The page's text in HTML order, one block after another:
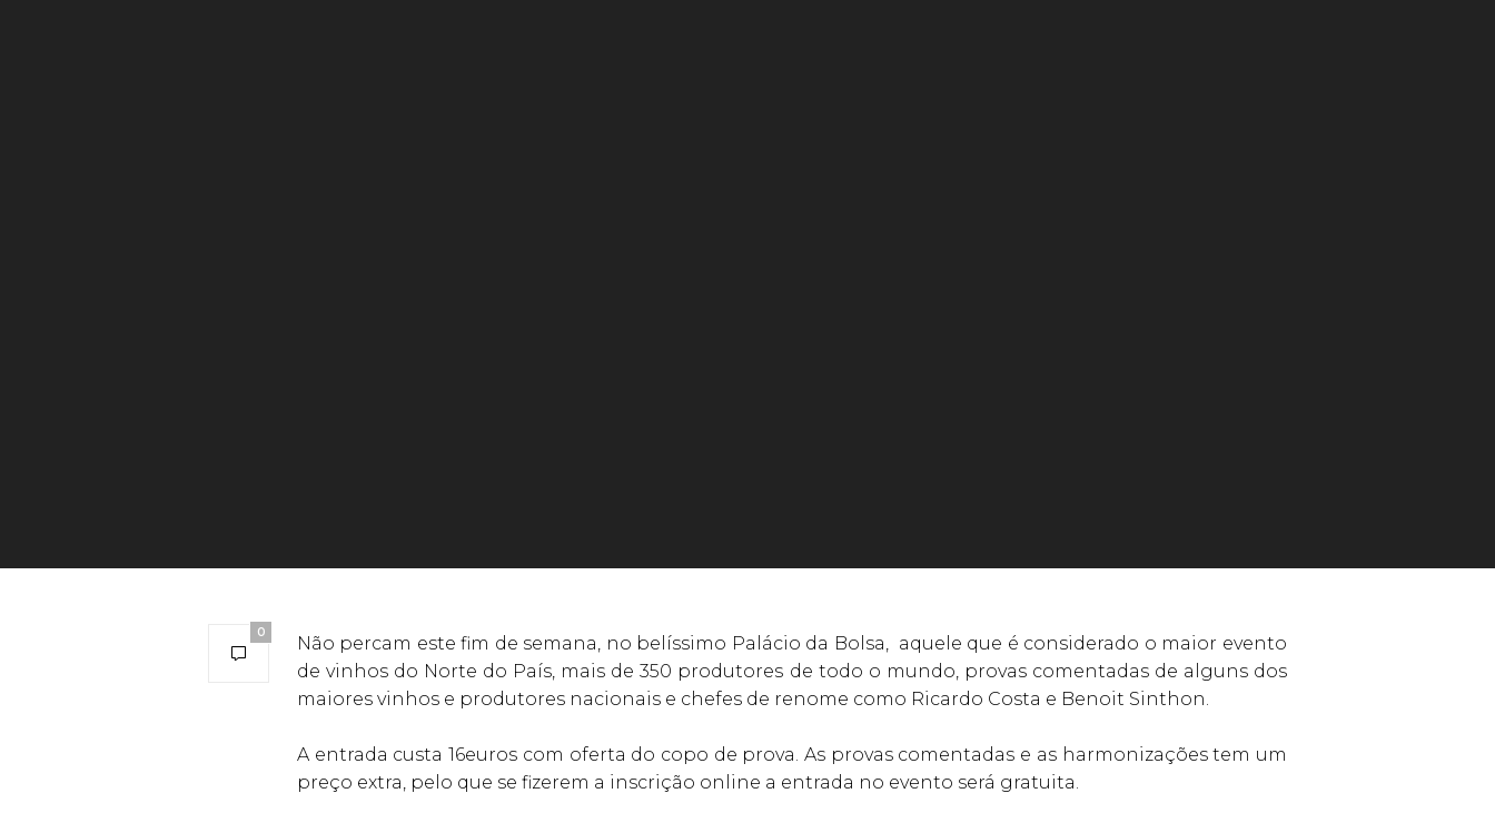
0
Não percam este fim de semana, no belíssimo Palácio da Bolsa, aquele que é considerado o maior evento
de vinhos do Norte do País, mais de 350 produtores de todo o mundo, provas comentadas de alguns dos
maiores vinhos e produtores nacionais e chefes de renome como Ricardo Costa e Benoit Sinthon.
A entrada custa 16euros com oferta do copo de prova. As provas comentadas e as harmonizações tem um
preço extra, pelo que se fizerem a inscrição online a entrada no evento será gratuita.